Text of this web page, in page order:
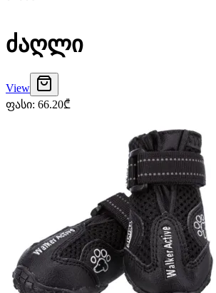
ძაღლი
View
ფასი: 66.20₾